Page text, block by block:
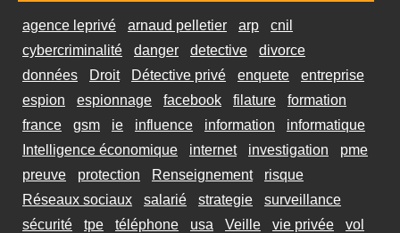
agence leprivé arnaud pelletier arp
cnil
cybercriminalité
danger detective
divorce
données
Droit Détective privé enquete
entreprise
espion
espionnage facebook filature
formation
france
gsm ie influence information
informatique
Intelligence économique
internet investigation
pme
preuve
protection Renseignement
risque
Réseaux sociaux
salarié strategie
surveillance
sécurité
tpe téléphone usa Veille vie privée
vol